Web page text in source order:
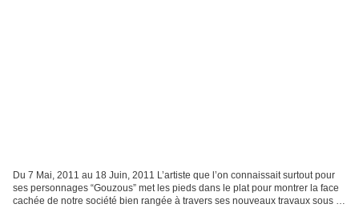
Du 7 Mai, 2011 au 18 Juin, 2011 L’artiste que l’on connaissait surtout pour
ses personnages “Gouzous” met les pieds dans le plat pour montrer la face
cachée de notre société bien rangée à travers ses nouveaux travaux sous le